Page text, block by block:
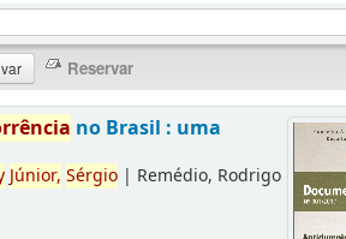
no Brasil : uma
Júnior, Sérgio | Remédio, Rodrigo